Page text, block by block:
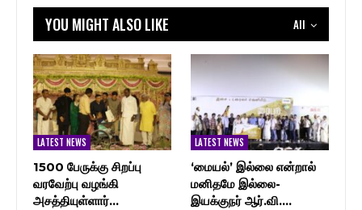
All
YOU MIGHT ALSO LIKE
LATEST NEWS
1500 பேருக்கு சிறப்பு
வரவேற்பு வழங்கி
அசத்தியுள்ளார்…
LATEST NEWS
‘மையல்’ இல்லை என்றால்
மனிதமே இல்லை-
இயக்குநர் ஆர்.வி.…